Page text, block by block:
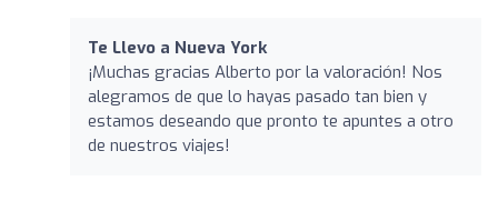
Te Llevo a Nueva York
¡Muchas gracias Alberto por la valoración! Nos
alegramos de que lo hayas pasado tan bien y
estamos deseando que pronto te apuntes a otro
de nuestros viajes!